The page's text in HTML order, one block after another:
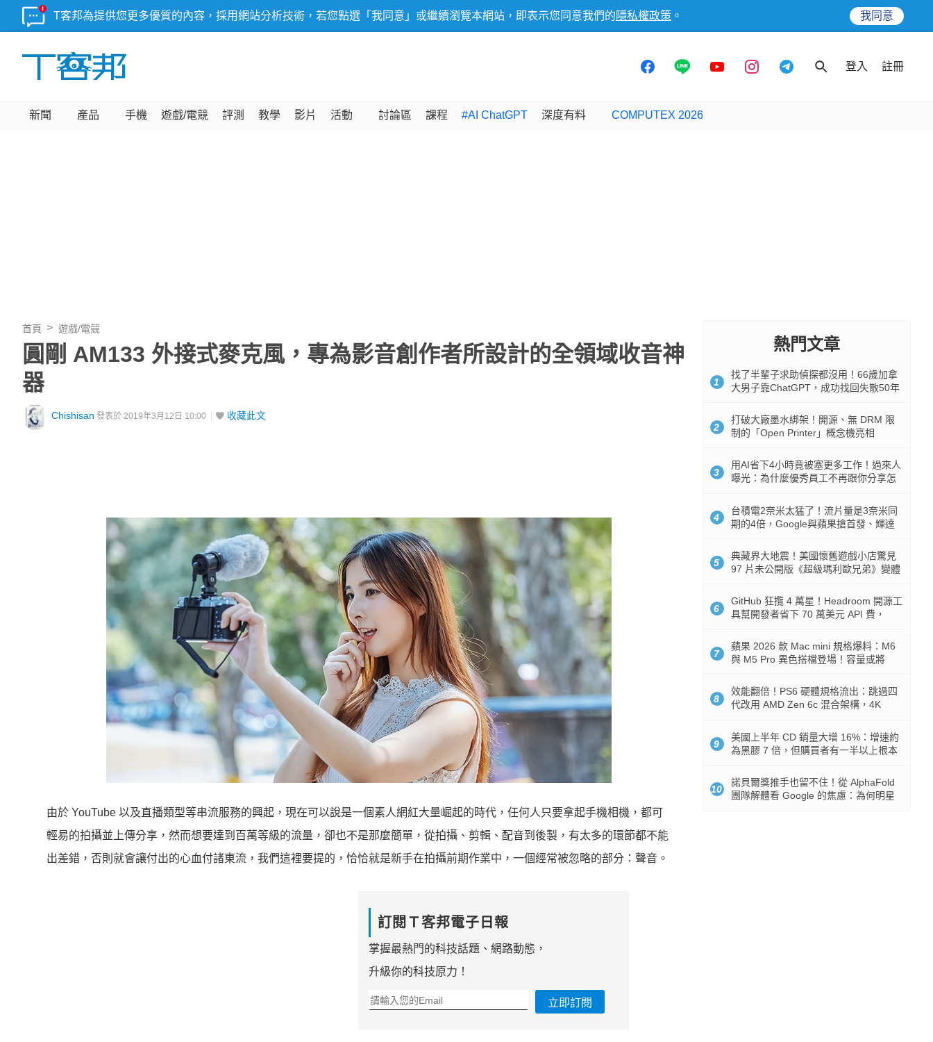
T客邦為提供您更多優質的內容，採用網站分析技術，若您點選「我同意」或繼續瀏覽本網站，即表示您同意我們的 隱私權政策 。 我同意
登入 註冊
新聞 產品 手機 遊戲/電競 評測 教學 影片 活動 討論區 課程 #AI ChatGPT 深度有料 COMPUTEX 2026
首頁 遊戲/電競
圓剛 AM133 外接式麥克風，專為影音創作者所設計的全領域收音神
器
Chishisan 發表於 2019年3月12日 10:00 收藏此文
由於 YouTube 以及直播類型等串流服務的興起，現在可以說是一個素人網紅大量崛起的時代，任何人只要拿起手機相機，都可
輕易的拍攝並上傳分享，然而想要達到百萬等級的流量，卻也不是那麼簡單，從拍攝、剪輯、配音到後製，有太多的環節都不能
出差錯，否則就會讓付出的心血付諸東流，我們這裡要提的，恰恰就是新手在拍攝前期作業中，一個經常被忽略的部分：聲音。
訂閱Ｔ客邦電子日報
掌握最熱門的科技話題、網路動態，
升級你的科技原力！
立即訂閱
熱門文章
1
找了半輩子求助偵探都沒用！66歲加拿
大男子靠ChatGPT，成功找回失散50年
2
打破大廠墨水綁架！開源、無 DRM 限
制的「Open Printer」概念機亮相
3
用AI省下4小時竟被塞更多工作！過來人
曝光：為什麼優秀員工不再跟你分享怎
4
台積電2奈米太猛了！流片量是3奈米同
期的4倍，Google與蘋果搶首發、輝達
5
典藏界大地震！美國懷舊遊戲小店驚見
97 片未公開版《超級瑪利歐兄弟》變體
6
GitHub 狂攬 4 萬星！Headroom 開源工
具幫開發者省下 70 萬美元 API 費，
7
蘋果 2026 款 Mac mini 規格爆料：M6
與 M5 Pro 異色搭檔登場！容量或將
8
效能翻倍！PS6 硬體規格流出：跳過四
代改用 AMD Zen 6c 混合架構，4K
9
美國上半年 CD 銷量大增 16%：增速約
為黑膠 7 倍，但購買者有一半以上根本
10
諾貝爾獎推手也留不住！從 AlphaFold
團隊解體看 Google 的焦慮：為何明星